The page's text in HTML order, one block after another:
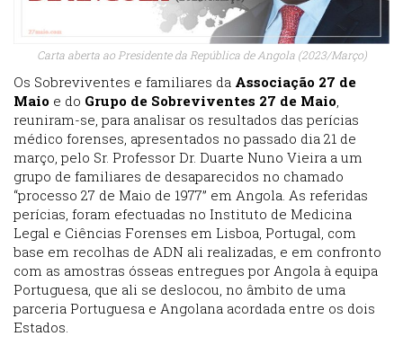
Carta aberta ao Presidente da República de Angola (2023/Março)
Os Sobreviventes e familiares da Associação 27 de
Maio e do Grupo de Sobreviventes 27 de Maio,
reuniram-se, para analisar os resultados das perícias
médico forenses, apresentados no passado dia 21 de
março, pelo Sr. Professor Dr. Duarte Nuno Vieira a um
grupo de familiares de desaparecidos no chamado
“processo 27 de Maio de 1977” em Angola. As referidas
perícias, foram efectuadas no Instituto de Medicina
Legal e Ciências Forenses em Lisboa, Portugal, com
base em recolhas de ADN ali realizadas, e em confronto
com as amostras ósseas entregues por Angola à equipa
Portuguesa, que ali se deslocou, no âmbito de uma
parceria Portuguesa e Angolana acordada entre os dois
Estados.